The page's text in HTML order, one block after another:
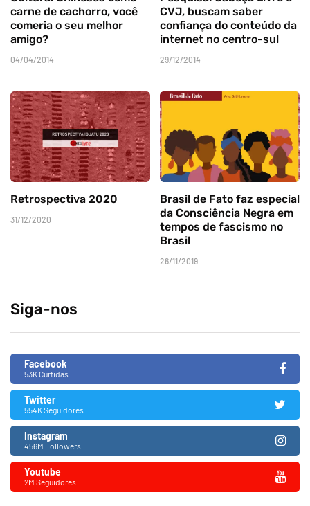
carne de cachorro, você
comeria o seu melhor
amigo?
04/04/2014
CVJ, buscam saber
confiança do conteúdo da
internet no centro-sul
29/12/2014
Retrospectiva 2020
31/12/2020
Brasil de Fato faz especial
da Consciência Negra em
tempos de fascismo no
Brasil
26/11/2019
Siga-nos
Facebook
53K Curtidas
Twitter
554K Seguidores
Instagram
456M Followers
Youtube
2M Seguidores